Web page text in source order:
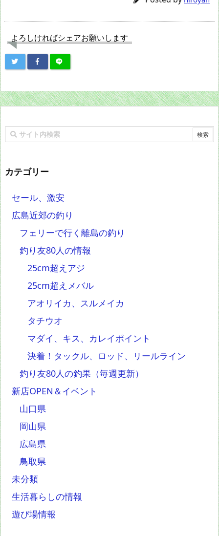
よろしければシェアお願いします
カテゴリー
セール、激安
広島近郊の釣り
フェリーで行く離島の釣り
釣り友80人の情報
25cm超えアジ
25cm超えメバル
アオリイカ、スルメイカ
タチウオ
マダイ、キス、カレイポイント
決着！タックル、ロッド、リールライン
釣り友80人の釣果（毎週更新）
新店OPEN＆イベント
山口県
岡山県
広島県
鳥取県
未分類
生活暮らしの情報
遊び場情報